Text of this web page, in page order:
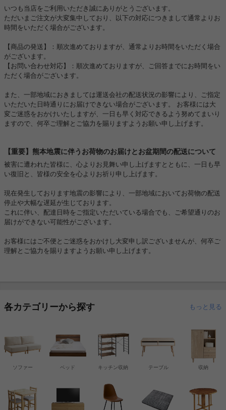
いつも当店をご利用いただき誠にありがとうございます。
ただいまご注文が大変集中しており、以下の対応につきまして通常よりお
時間をいただく場合がございます。
【商品の発送】：順次進めておりますが、通常よりお時間をいただく場合
がございます。
【お問い合わせ対応】：順次進めておりますが、ご回答までにお時間をい
ただく場合がございます。
また、一部地域におきましては運送会社の配送状況の影響により、ご指定
いただいた日時通りにお届けできない場合がございます。 お客様には大
変ご迷惑をおかけいたしますが、一日も早く対応できるよう努めてまいり
ますので、何卒ご理解とご協力を賜りますようお願い申し上げます。
【重要】熊本地震に伴うお荷物のお届けとお盆期間の配送について
被害に遭われた皆様に、心よりお見舞い申し上げますとともに、一日も早
い復旧と、皆様の安全を心よりお祈り申し上げます。
現在発生しております地震の影響により、一部地域においてお荷物の配送
停止や大幅な遅延が生じております。
これに伴い、配達日時をご指定いただいている場合でも、ご希望通りのお
届けができない可能性がございます。
お客様にはご不便とご迷惑をおかけし大変申し訳ございませんが、何卒ご
理解とご協力を賜りますようお願い申し上げます。
各カテゴリーから探す もっと見る
ソファー ベッド 収納
キッチン収納 テーブル